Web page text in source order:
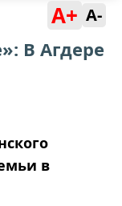
A+ A-
В Агдере
в